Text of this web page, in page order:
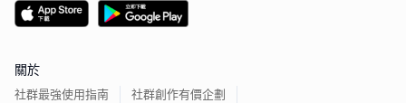
關於
社群最強使用指南
社群創作有價企劃